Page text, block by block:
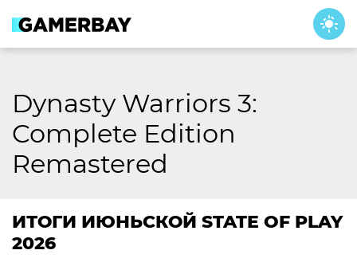
content
Dynasty Warriors 3:
Complete Edition
Remastered
ИТОГИ ИЮНЬСКОЙ STATE OF PLAY
2026